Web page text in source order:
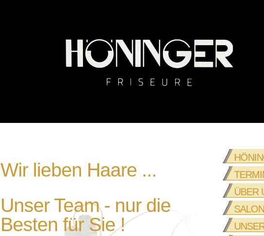
Wir lieben Haare ...
Unser Team - nur die
Besten für Sie !
ÜBER